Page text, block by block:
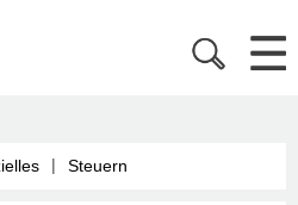
| Steuern